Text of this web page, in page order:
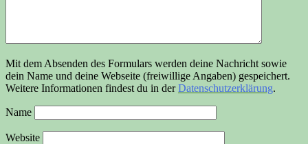
Mit dem Absenden des Formulars werden deine Nachricht sowie
dein Name und deine Webseite (freiwillige Angaben) gespeichert.
Weitere Informationen findest du in derDatenschutzerklärung.
Name
Website